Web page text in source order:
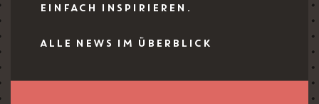
EINFACH INSPIRIEREN.
ALLE NEWS IM ÜBERBLICK